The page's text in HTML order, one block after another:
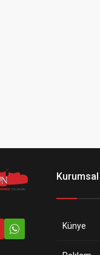
Kurumsal
Künye